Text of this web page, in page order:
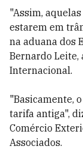
"Assim,
estarem em
na aduana dos
Bernardo Leite,
Internacional.
"Basicamente,
tarifa antiga",
Comércio
Associados.